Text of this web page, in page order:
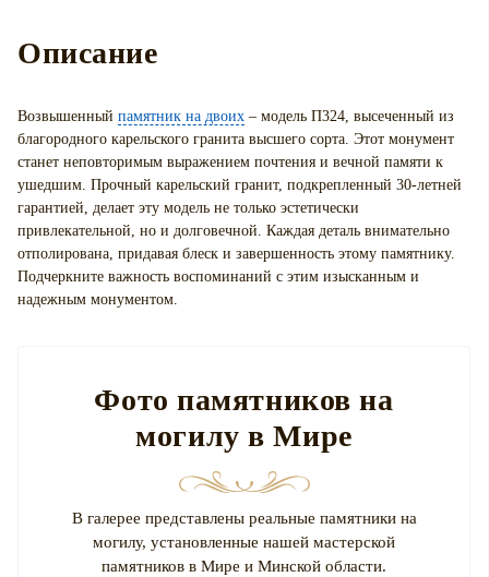
Описание
Возвышенный памятник на двоих – модель П324, высеченный из
благородного карельского гранита высшего сорта. Этот монумент
станет неповторимым выражением почтения и вечной памяти к
ушедшим. Прочный карельский гранит, подкрепленный 30-летней
гарантией, делает эту модель не только эстетически
привлекательной, но и долговечной. Каждая деталь внимательно
отполирована, придавая блеск и завершенность этому памятнику.
Подчеркните важность воспоминаний с этим изысканным и
надежным монументом.
Фото памятников на
могилу в Мире
В галерее представлены реальные памятники на
могилу, установленные нашей мастерской
памятников в Мире и Минской области.